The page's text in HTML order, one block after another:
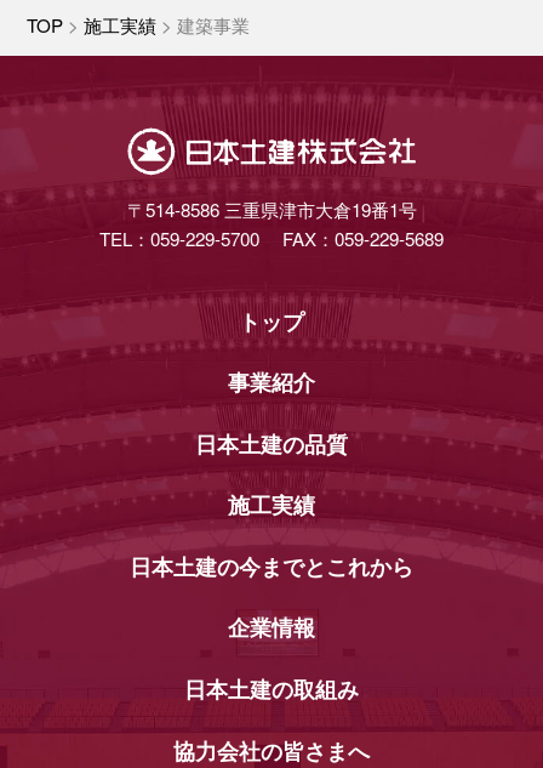
TOP >施工実績 >建築事業
〒514-8586三重県津市大倉19番1号
TEL：059-229-5700
FAX：059-229-5689
トップ
事業紹介
日本土建の品質
施工実績
日本土建の今までとこれから
企業情報
日本土建の取組み
協力会社の皆さまへ